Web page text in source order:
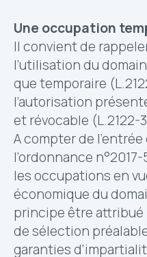
Une occupation
Il convient de
l’utilisation du
que temporaire
l’autorisation
et révocable (L.2122-
A compter de
l’ordonnance
les occupations en
économique du
principe être attribué
de sélection
garanties